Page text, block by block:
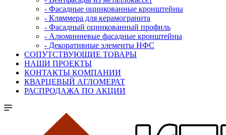
- Фасадные оцинкованные кронштейны
- Кляммера для керамогранита
- Фасадный оцинкованный профиль
- Алюминиевые фасадные кронштейны
- Декоративные элементы НФС
СОПУТСТВУЮЩИЕ ТОВАРЫ
НАШИ ПРОЕКТЫ
КОНТАКТЫ КОМПАНИИ
КВАРЦЕВЫЙ АГЛОМЕРАТ
РАСПРОДАЖА ПО АКЦИИ